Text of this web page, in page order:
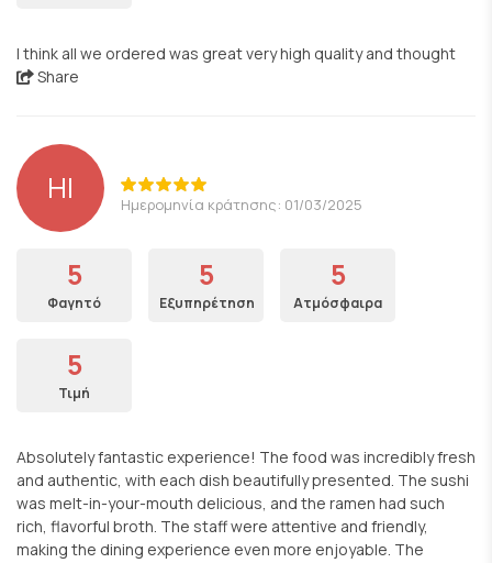
I think all we ordered was great very high quality and thought
Share
HI Ημερομηνία κράτησης: 01/03/2025
5
Φαγητό
5
Εξυπηρέτηση
5
Ατμόσφαιρα
5
Τιμή
Absolutely fantastic experience! The food was incredibly fresh
and authentic, with each dish beautifully presented. The sushi
was melt-in-your-mouth delicious, and the ramen had such
rich, flavorful broth. The staff were attentive and friendly,
making the dining experience even more enjoyable. The